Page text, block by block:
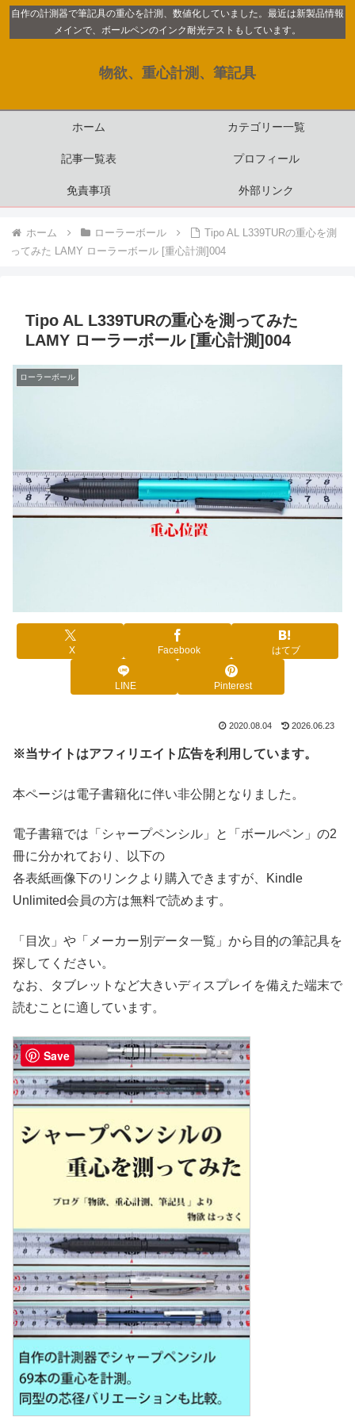
自作の計測器で筆記具の重心を計測、数値化していました。最近は新製品情報
メインで、ボールペンのインク耐光テストもしています。
物欲、重心計測、筆記具
ホーム カテゴリー一覧
記事一覧表 プロフィール
免責事項 外部リンク
ホーム ローラーボール
Tipo AL L339TURの重心を測
ってみた LAMY ローラーボール [重心計測]004
Tipo AL L339TURの重心を測ってみた
LAMY ローラーボール [重心計測]004
ローラーボール
X Facebook はてブ
LINE Pinterest
2020.08.04 2026.06.23
※当サイトはアフィリエイト広告を利用しています。
本ページは電子書籍化に伴い非公開となりました。
電子書籍では「シャープペンシル」と「ボールペン」の2
冊に分かれており、以下の
各表紙画像下のリンクより購入できますが、Kindle
Unlimited会員の方は無料で読めます。
「目次」や「メーカー別データ一覧」から目的の筆記具を
探してください。
なお、タブレットなど大きいディスプレイを備えた端末で
読むことに適しています。
Save